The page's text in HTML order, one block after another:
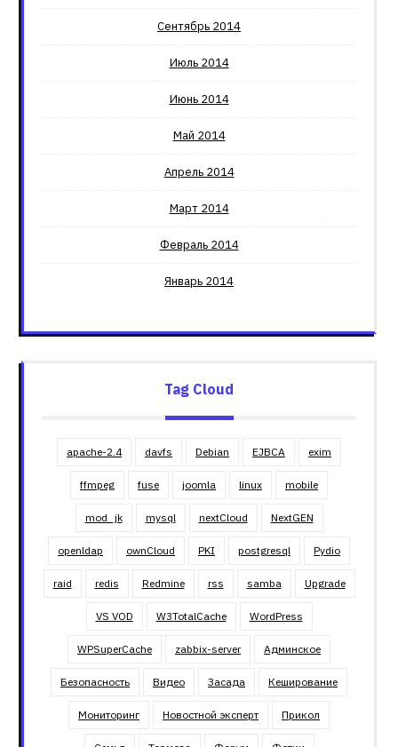
Сентябрь 2014
Июль 2014
Июнь 2014
Май 2014
Апрель 2014
Март 2014
Февраль 2014
Январь 2014
Tag Cloud
apache-2.4 davfs Debian EJBCA exim
ffmpeg fuse joomla linux mobile
mod_jk mysql nextCloud NextGEN
openldap ownCloud PKI postgresql Pydio
raid redis Redmine rss samba Upgrade
VS VOD W3TotalCache WordPress
WPSuperCache zabbix-server Админское
Безопасность Видео Засада Кеширование
Мониторинг Новостной эксперт Прикол